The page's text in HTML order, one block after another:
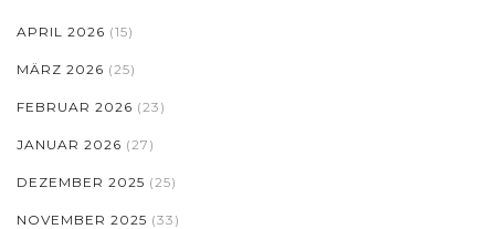
APRIL 2026 (15)
MÄRZ 2026 (25)
FEBRUAR 2026 (23)
JANUAR 2026 (27)
DEZEMBER 2025 (25)
NOVEMBER 2025 (33)